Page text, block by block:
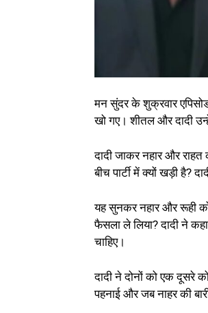
मन सुंदर के शुक्रवार
खो गए। शीतल और दादी
दादी जाकर नहार और
बीच पार्टी में क्यों खड़ी है?
यह सुनकर नहार और रूही
फैसला ले लिया? दादी ने
चाहिए।
दादी ने दोनों को एक दूसरे
पहनाई और जब नाहर की